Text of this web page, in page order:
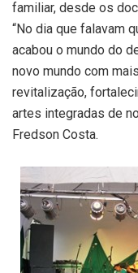
familiar, desde os
“No dia que falavam
acabou o mundo do
novo mundo com
revitalização,
artes integradas de
Fredson Costa.